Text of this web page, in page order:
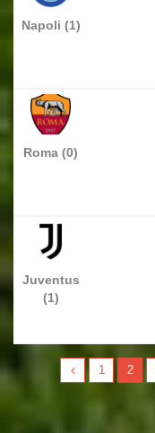
Napoli (1)
Roma (0)
Juventus
(1)
1 2